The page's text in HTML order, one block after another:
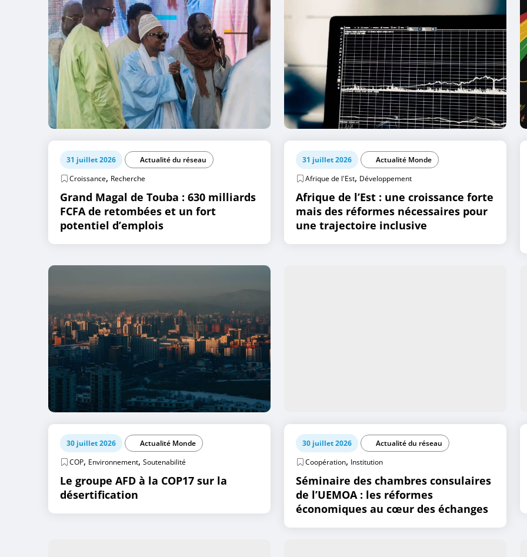
31 juillet 2026
Actualité du réseau
Croissance, Recherche
Grand Magal de Touba : 630 milliards
FCFA de retombées et un fort
potentiel d’emplois
31 juillet 2026
Actualité Monde
Afrique de l'Est, Développement
Afrique de l’Est : une croissance forte
mais des réformes nécessaires pour
une trajectoire inclusive
30 juillet 2026
Actualité Monde
COP, Environnement, Soutenabilité
Le groupe AFD à la COP17 sur la
désertification
30 juillet 2026
Actualité du réseau
Coopération, Institution
Séminaire des chambres consulaires
de l’UEMOA : les réformes
économiques au cœur des échanges